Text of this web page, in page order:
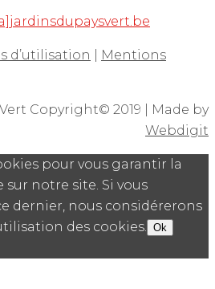
d’utilisation
Mentions
Copyright© 2019 | Made by
Webdigit
pour vous garantir la
notre site. Si vous
dernier, nous considérerons
des cookies. Ok